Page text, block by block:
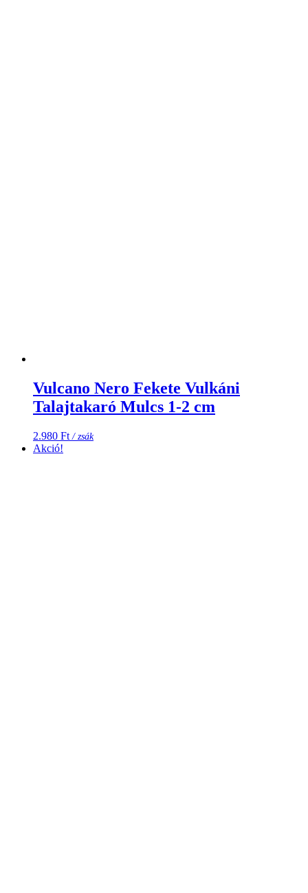
Vulcano Nero Fekete Vulkáni
Talajtakaró Mulcs 1-2 cm
2.980 Ft/ zsák
Akció!